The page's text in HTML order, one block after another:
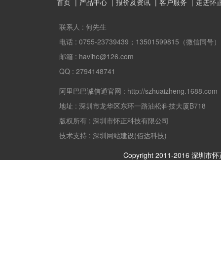
首页 产品中心 报价及资讯 客户服务 走进怀
联系人 : 何先生
电话 : 0755-23739439；13501599815（微信同号）
邮箱 : havihe@126.com
QQ : 2794148741
阿里巴巴诚信通官网 : http://szhuaizheng.1688.com
地址 : 深圳市龙华区东环一路油松科技大厦B718
版权所有 : 深圳市怀正科技有限公司
技术支持 : 深圳网站建设(佰达科技)
Copyright 2011-2016 深圳市